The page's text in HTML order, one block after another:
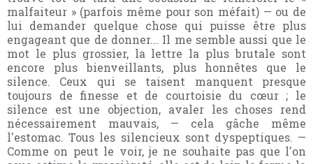
malfaiteur » (parfois même pour son méfait) — ou de
lui demander quelque chose qui puisse être plus
engageant que de donner... Il me semble aussi que le
mot le plus grossier, la lettre la plus brutale sont
encore plus bienveillants, plus honnêtes que le
silence. Ceux qui se taisent manquent presque
toujours de finesse et de courtoisie du cœur ; le
silence est une objection, avaler les choses rend
nécessairement mauvais, — cela gâche même
l'estomac. Tous les silencieux sont dyspeptiques. —
Comme on peut le voir, je ne souhaite pas que l'on